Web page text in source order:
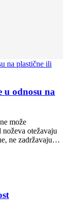
u odnosu na
može
noževa otežavaju
ne zadržavaju…